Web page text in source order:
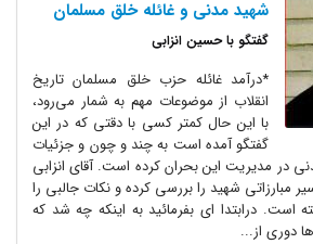
شهید مدنی و غائله خلق مسلمان
گفتگو با حسين انزابی
*درآمد غائله حزب خلق مسلمان تاریخ
انقلاب از موضوعات مهم به شمار می‌رود،
با این حال کمتر کسی با دقتی که در این
گفتگو آمده است به چند و چون و جزئیات
مدیریت این بحران کرده است. آقای انزابی
مبارزاتی شهید را بررسی کرده و نکات جالبی را
درابتدا ‌ای بفرمائید به اینکه چه شد که
از...